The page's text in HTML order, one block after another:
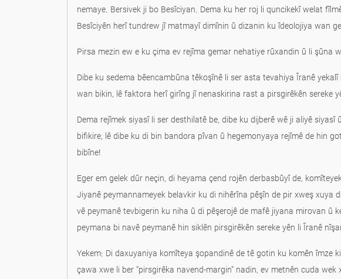
nemaye. Bersivek ji bo Besîciyan. Dema ku her roj li quncikekî welat
Besîciyên herî tundrew jî matmayî dimînin û dizanin ku îdeolojiya wan
Pirsa mezin ew e ku çima ev rejîma gemar nehatiye rûxandin û li şûna
Dibe ku sedema bêencambûna têkoşînê li ser asta tevahiya Îranê
wan bikin, lê faktora herî girîng jî nenaskirina rast a pirsgirêkên sereke
Dema rejîmek siyasî li ser desthilatê be, dibe ku dijberê wê ji aliyê siyasî
bifikire, lê dibe ku di bin bandora pîvan û hegemonyaya rejîmê de hin
bibîne!
Eger em gelek dûr neçin, di heyama çend rojên derbasbûyî de,
Jiyanê peymannameyek belavkir ku di nihêrîna pêşîn de pir xweş xuya
vê peymanê tevbigerin ku niha û di pêşerojê de mafê jiyana mirovan û
peymana bi navê peymanê hin siklên pirsgirêkên sereke yên li Îranê
Yekem: Di daxuyaniya komîteya şopandinê de tê gotin ku komên îmze
çawa xwe li ber “pirsgirêka navend-margin” nadin, ev metnên cuda wek